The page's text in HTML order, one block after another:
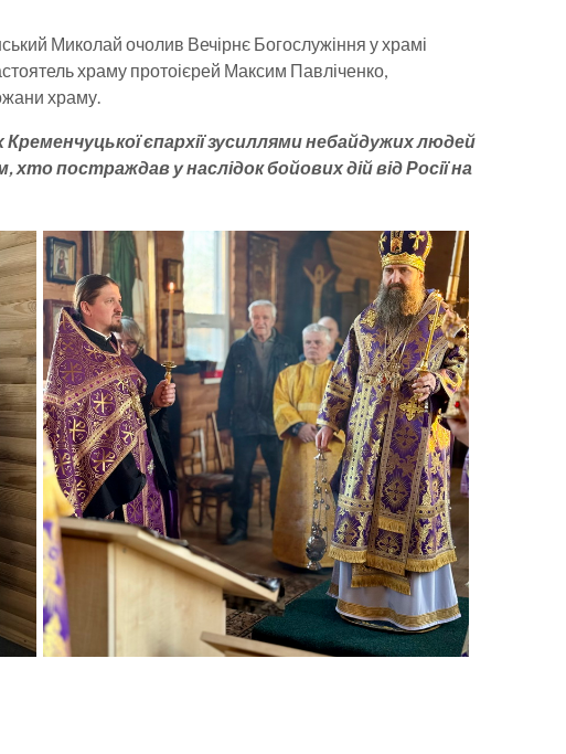
Миколай очолив Вечірнє Богослужіння у храмі
храму протоієрей Максим Павліченко,
храму.
єпархії зусиллями небайдужих людей
постраждав у наслідок бойових дій від Росії на